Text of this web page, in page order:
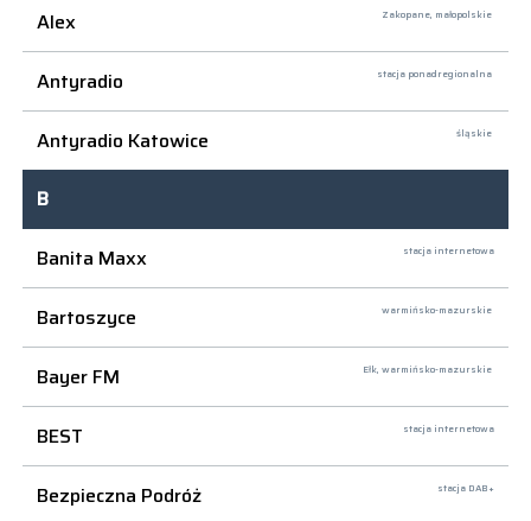
Alex Zakopane, małopolskie
Antyradio stacja ponadregionalna
Antyradio Katowice śląskie
B
Banita Maxx
stacja internetowa
Bartoszyce warmińsko-mazurskie
Bayer FM Ełk, warmińsko-mazurskie
BEST stacja internetowa
Bezpieczna Podróż stacja DAB+